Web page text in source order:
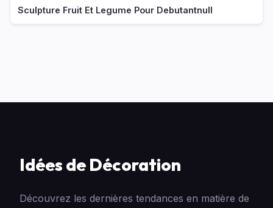
Sculpture Fruit Et Legume Pour Debutantnull
Idées de Décoration
Découvrez les dernières tendances en matière de